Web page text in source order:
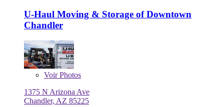
U-Haul Moving & Storage of Downtown
Chandler
VoirPhotos
1375 N Arizona Ave
Chandler, AZ 85225